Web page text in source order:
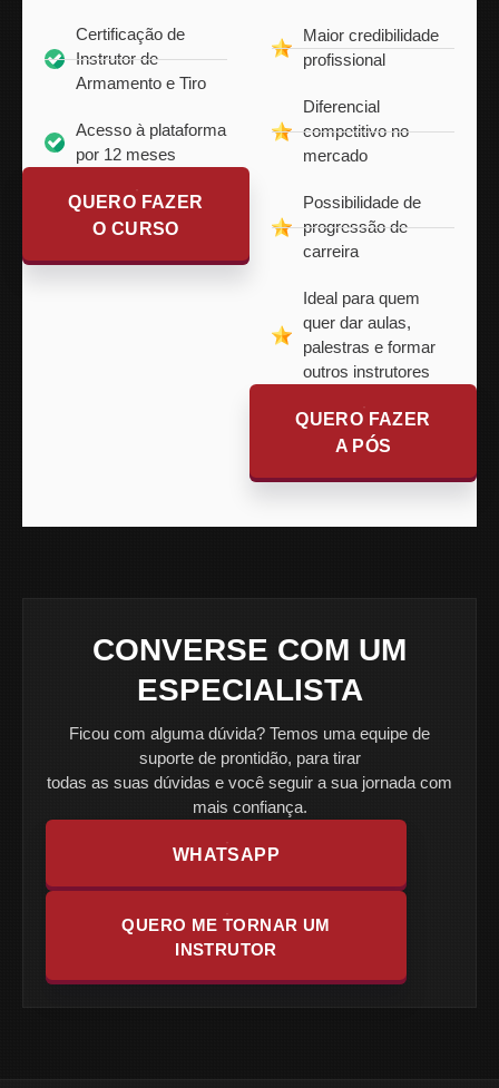
Certificação de
Instrutor de
Armamento e Tiro
Acesso à plataforma
por 12 meses
QUERO FAZER
O CURSO
Maior credibilidade
profissional
Diferencial
competitivo no
mercado
Possibilidade de
progressão de
carreira
Ideal para quem
quer dar aulas,
palestras e formar
outros instrutores
QUERO FAZER
A PÓS
CONVERSE COM UM
ESPECIALISTA
Ficou com alguma dúvida? Temos uma equipe de
suporte de prontidão, para tirar
todas as suas dúvidas e você seguir a sua jornada com
mais confiança.
WHATSAPP
QUERO ME TORNAR UM
INSTRUTOR